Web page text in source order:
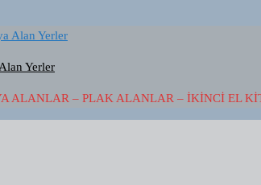
Yerler
ALANLAR – PLAK ALANLAR – İKINCI EL